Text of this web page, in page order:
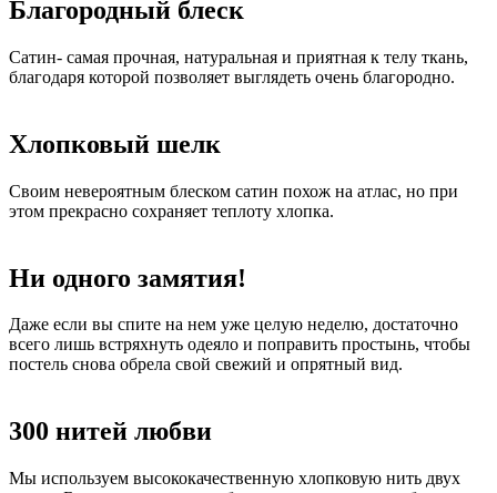
Благородный блеск
Сатин- самая прочная, натуральная и приятная к телу ткань,
благодаря которой позволяет выглядеть очень благородно.
Хлопковый шелк
Своим невероятным блеском сатин похож на атлас, но при
этом прекрасно сохраняет теплоту хлопка.
Ни одного замятия!
Даже если вы спите на нем уже целую неделю, достаточно
всего лишь встряхнуть одеяло и поправить простынь, чтобы
постель снова обрела свой свежий и опрятный вид.
300 нитей любви
Мы используем высококачественную хлопковую нить двух